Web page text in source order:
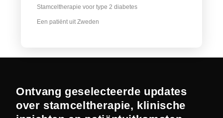
Stamceltherapie voor type 2 diabetes
Een patiënt uit Zweden
Ontvang geselecteerde updates
over stamceltherapie, klinische